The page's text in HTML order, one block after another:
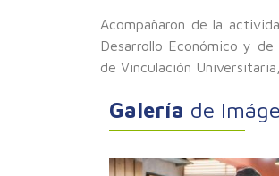
Acompañaron de la
Desarrollo Económico y
de Vinculación
Galería de